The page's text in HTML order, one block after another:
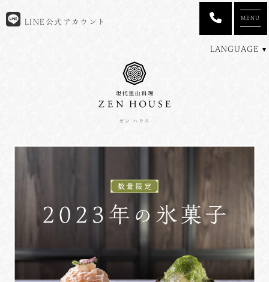
ゼン ハウス
LINE公式アカウント
LANGUAGE
MENU